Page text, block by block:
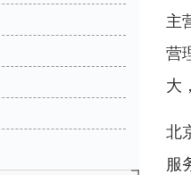
主
营
大
北
服